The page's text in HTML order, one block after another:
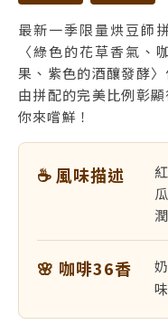
最新一季限量烘豆師
〈綠色的花草香氣、
果、紫色的酒釀發酵
由拼配的完美比例彰
你來嚐鮮！
☕ 風味描述
🌸 咖啡36香